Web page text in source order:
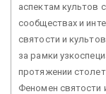
аспектам культов
сообществах и
святости и
за рамки
протяжении
Феномен святости